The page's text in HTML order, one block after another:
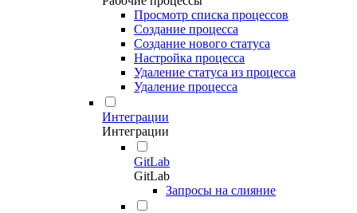
Просмотр списка процессов
Создание процесса
Создание нового статуса
Настройка процесса
Удаление статуса из процесса
Удаление процесса
Интеграции
Интеграции
GitLab
GitLab
Запросы на слияние